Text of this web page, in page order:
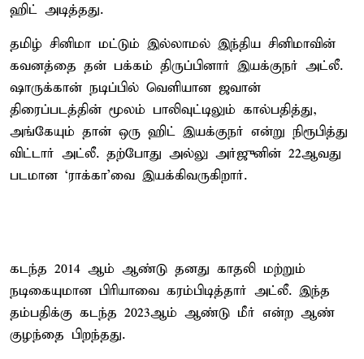
ஹிட் அடித்தது.
தமிழ் சினிமா மட்டும் இல்லாமல் இந்திய சினிமாவின்
கவனத்தை தன் பக்கம் திருப்பினார் இயக்குநர் அட்லீ.
ஷாருக்கான் நடிப்பில் வெளியான ஜவான்
திரைப்படத்தின் மூலம் பாலிவுட்டிலும் கால்பதித்து,
அங்கேயும் தான் ஒரு ஹிட் இயக்குநர் என்று நிரூபித்து
விட்டார் அட்லீ. தற்போது அல்லு அர்ஜுனின் 22ஆவது
படமான ‘ராக்கா’வை இயக்கிவருகிறார்.
கடந்த 2014 ஆம் ஆண்டு தனது காதலி மற்றும்
நடிகையுமான பிரியாவை கரம்பிடித்தார் அட்லீ. இந்த
தம்பதிக்கு கடந்த 2023ஆம் ஆண்டு மீர் என்ற ஆண்
குழந்தை பிறந்தது.